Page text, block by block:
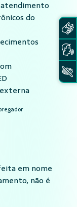
atendimento
do
em nome
não é